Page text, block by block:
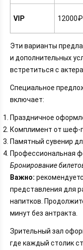
VIP 12000₽
Эти варианты
и дополнительных
встретиться с
Специальное
включает:
Праздничное
Комплимент от шеф-
Памятный сувенир
Профессиональная
Бронирование
Важно:
представления для
напитков.
минут без антракта.
Зрительный зал
где каждый столик